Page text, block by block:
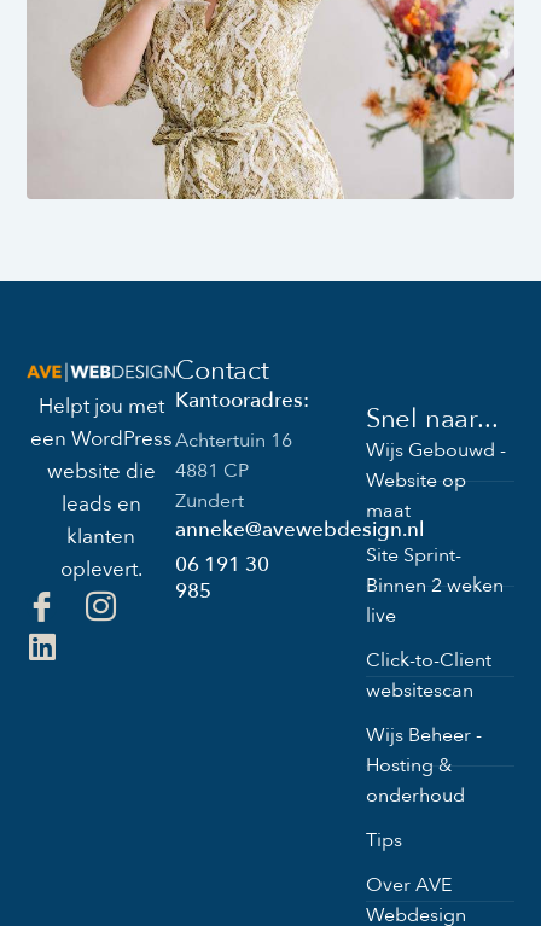
Helpt jou met
een WordPress
website die
leads en
klanten
oplevert.
Contact
Kantooradres:
Achtertuin 16
4881 CP
Zundert
anneke@avewebdesign.nl
06 191 30
985
Snel naar...
Wijs Gebouwd -
Website op
maat
Site Sprint-
Binnen 2 weken
live
Click-to-Client
websitescan
Wijs Beheer -
Hosting &
onderhoud
Tips
Over AVE
Webdesign